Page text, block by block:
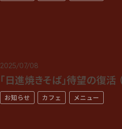
2025/07/08
「日進焼きそば」待望の復活
お知らせ カフェ メニュー